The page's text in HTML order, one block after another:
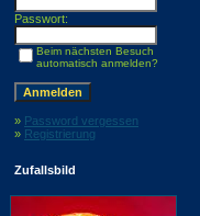
Passwort:
Beim nächsten Besuch
automatisch anmelden?
» Password vergessen
» Registrierung
Zufallsbild